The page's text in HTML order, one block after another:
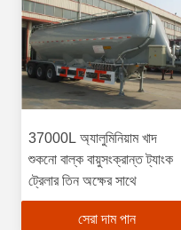
37000L অ্যালুমিনিয়াম খাদ
শুকনো বাল্ক বায়ুসংক্রান্ত ট্যাংক
ট্রেলার তিন অক্ষের সাথে
সেরা দাম পান